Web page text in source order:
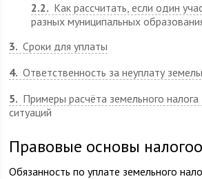
2.2
Как рассчитать, если один
разных муниципальных
3 Сроки для уплаты
4 Ответственность за неуплату
5
Примеры расчёта земельного
ситуаций
Правовые основы
Обязанность по уплате земельного